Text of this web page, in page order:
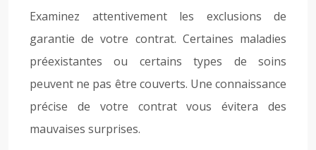
Examinez attentivement les exclusions de
garantie de votre contrat. Certaines maladies
préexistantes ou certains types de soins
peuvent ne pas être couverts. Une connaissance
précise de votre contrat vous évitera des
mauvaises surprises.